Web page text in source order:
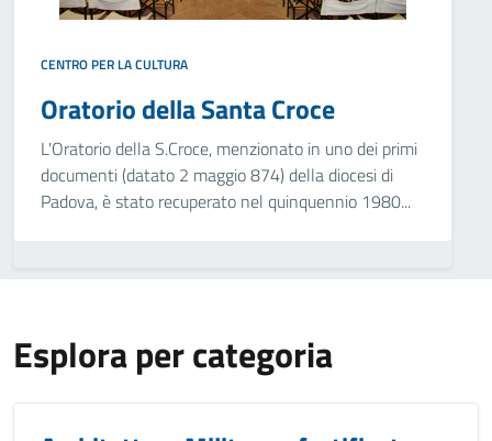
CENTRO PER LA CULTURA
Oratorio della Santa Croce
L'Oratorio della S.Croce, menzionato in uno dei primi
documenti (datato 2 maggio 874) della diocesi di
Padova, è stato recuperato nel quinquennio 1980...
Esplora per categoria